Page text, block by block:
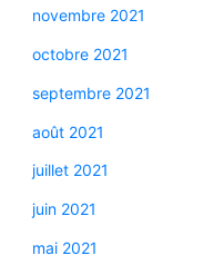
novembre 2021
octobre 2021
septembre 2021
août 2021
juillet 2021
juin 2021
mai 2021